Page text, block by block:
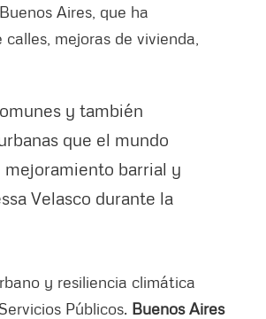
Aires, que ha
mejoras de vivienda,
y también
que el mundo
barrial y
Velasco durante la
y resiliencia climática
Públicos. Buenos Aires